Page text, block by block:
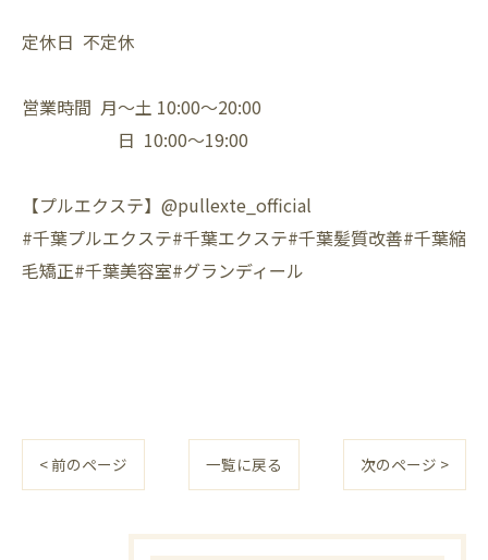
定休日 不定休⁡
営業時間 月〜土 10:00〜20:00⁡
日 10:00〜19:00⁡
【プルエクステ】@pullexte_official⁡
⁡#千葉プルエクステ#千葉エクステ#千葉髪質改善#千葉縮
毛矯正#千葉美容室#グランディール
< 前のページ 一覧に戻る 次のページ >